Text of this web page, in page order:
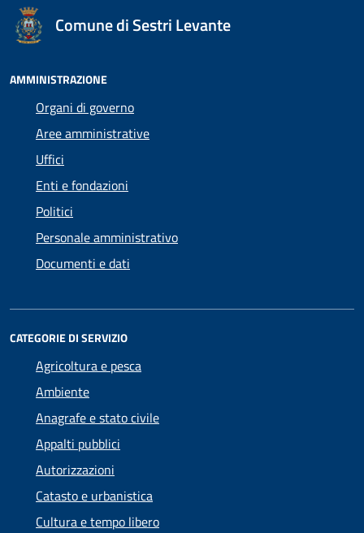
Comune di Sestri Levante
AMMINISTRAZIONE
Organi di governo
Aree amministrative
Uffici
Enti e fondazioni
Politici
Personale amministrativo
Documenti e dati
CATEGORIE DI SERVIZIO
Agricoltura e pesca
Ambiente
Anagrafe e stato civile
Appalti pubblici
Autorizzazioni
Catasto e urbanistica
Cultura e tempo libero